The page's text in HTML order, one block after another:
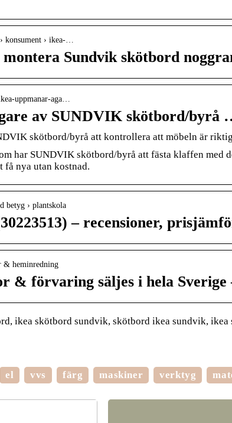
konsument › ikea-…
Sundvik skötbord
uppmanar-aga…
av SUNDVIK skötbord/byrå
skötbord/byrå att kontrollera att möbeln är
har SUNDVIK skötbord/byrå att fästa klaffen med
få nya utan kostnad.
betyg › plantskola
– recensioner,
& heminredning
& förvaring säljes i hela Sverige
ikea skötbord sundvik, skötbord ikea sundvik,
el vvs färg maskiner verktyg